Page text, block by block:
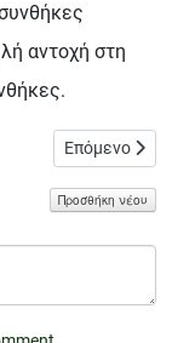
αντοχή στη
Συσπείρωσης και
Επόμενο άρθρο:
Επόμενο
Προσθήκη νέου